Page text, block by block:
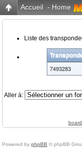
Accueil - Home
Liste des
7493283
Aller à:
Powered by phpBB © phpBB